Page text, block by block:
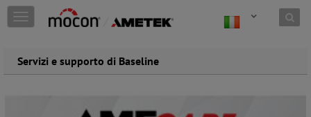
Skip to content
T
o
g
Servizi e supporto di Baseline